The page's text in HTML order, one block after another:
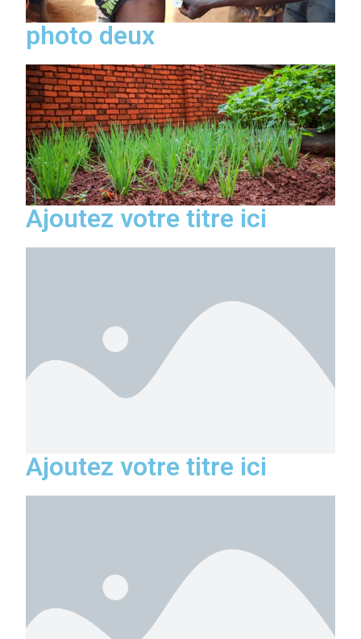
photo deux
Ajoutez votre titre ici
Ajoutez votre titre ici